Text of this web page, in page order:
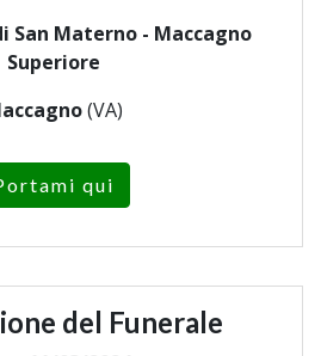
San Materno - Maccagno
Superiore
(VA)
qui
del Funerale